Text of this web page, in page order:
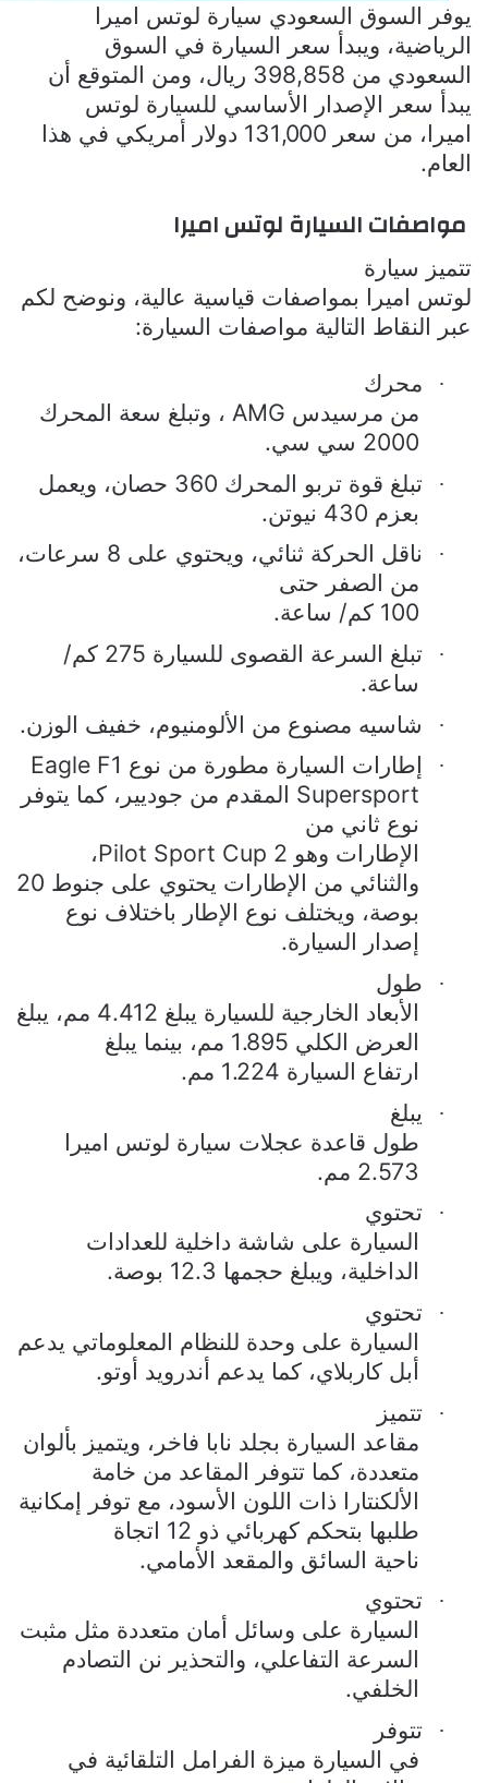
يوفر السوق السعودي سيارة لوتس اميرا
الرياضية، ويبدأ سعر السيارة في السوق
السعودي من 398,858 ريال، ومن المتوقع أن
يبدأ سعر الإصدار الأساسي للسيارة لوتس
اميرا، من سعر 131,000 دولار أمريكي في هذا
العام.
مواصفات السيارة لوتس اميرا
تتميز سيارة
لوتس اميرا بمواصفات قياسية عالية، ونوضح لكم
عبر النقاط التالية مواصفات السيارة:
·
محرك
من مرسيدس AMG ، وتبلغ سعة المحرك
2000 سي سي.
·
تبلغ قوة تربو المحرك 360 حصان، ويعمل
بعزم 430 نيوتن.
·
ناقل الحركة ثنائي، ويحتوي على 8 سرعات،
من الصفر حتى
100 كم/ ساعة.
·
تبلغ السرعة القصوى للسيارة 275 كم/
ساعة.
· شاسيه مصنوع من الألومنيوم، خفيف الوزن.
· إطارات السيارة مطورة من نوع Eagle F1
Supersport المقدم من جوديير، كما يتوفر
نوع ثاني من
الإطارات وهو Pilot Sport Cup 2،
والثنائي من الإطارات يحتوي على جنوط 20
بوصة، ويختلف نوع الإطار باختلاف نوع
إصدار السيارة.
·
طول
الأبعاد الخارجية للسيارة يبلغ 4.412 مم، يبلغ
العرض الكلي 1.895 مم، بينما يبلغ
ارتفاع السيارة 1.224 مم.
·
يبلغ
طول قاعدة عجلات سيارة لوتس اميرا
2.573 مم.
·
تحتوي
السيارة على شاشة داخلية للعدادات
الداخلية، ويبلغ حجمها 12.3 بوصة.
·
تحتوي
السيارة على وحدة للنظام المعلوماتي يدعم
أبل كاربلاي، كما يدعم أندرويد أوتو.
·
تتميز
مقاعد السيارة بجلد نابا فاخر، ويتميز بألوان
متعددة، كما تتوفر المقاعد من خامة
الألكنتارا ذات اللون الأسود، مع توفر إمكانية
طلبها بتحكم كهربائي ذو 12 اتجاة
ناحية السائق والمقعد الأمامي.
·
تحتوي
السيارة على وسائل أمان متعددة مثل مثبت
السرعة التفاعلي، والتحذير نن التصادم
الخلفي.
·
تتوفر
في السيارة ميزة الفرامل التلقائية في